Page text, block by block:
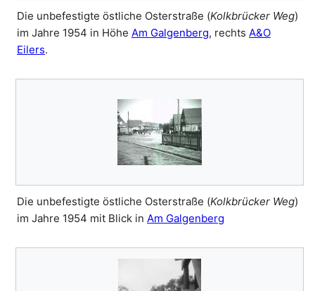
Die unbefestigte östliche Osterstraße (Kolkbrücker Weg)
im Jahre 1954 in Höhe Am Galgenberg, rechts A&O
Eilers.
Die unbefestigte östliche Osterstraße (Kolkbrücker Weg)
im Jahre 1954 mit Blick in Am Galgenberg